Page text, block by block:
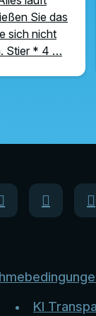
Sie das
sich nicht
Stier * 4 …
KI